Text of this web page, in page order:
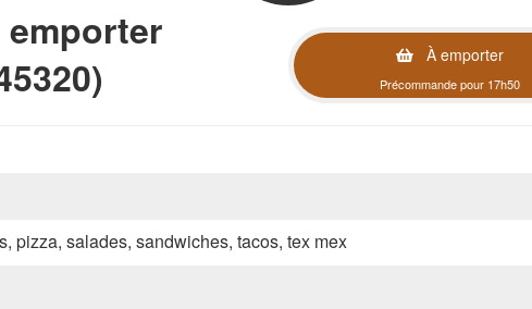
emporter
À emporter
Précommande pour 17h50
pizza, salades, sandwiches, tacos, tex mex